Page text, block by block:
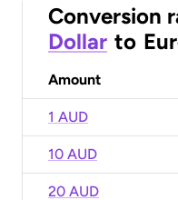
Conversion
Dollar to
Amount
1 AUD
10 AUD
20 AUD